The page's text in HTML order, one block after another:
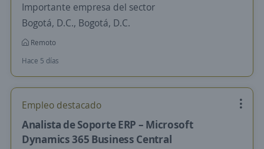
Importante empresa del sector
Bogotá, D.C., Bogotá, D.C.
Remoto
Hace 5 días
Empleo destacado
Analista de Soporte ERP – Microsoft
Dynamics 365 Business Central